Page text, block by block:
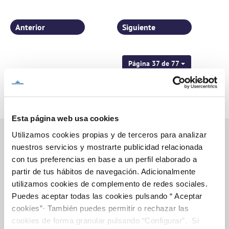
Esta página web usa cookies
Utilizamos cookies propias y de terceros para analizar
nuestros servicios y mostrarte publicidad relacionada
con tus preferencias en base a un perfil elaborado a
partir de tus hábitos de navegación. Adicionalmente
utilizamos cookies de complemento de redes sociales.
Puedes aceptar todas las cookies pulsando “ Aceptar
cookies”· También puedes permitir o rechazar las
cookies de forma granular pulsando “Configurar”. Si
Página 37 de 77
Anterior Siguiente
Inicio
Gestiones Online